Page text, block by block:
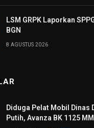
LSM GRPK Laporkan
BGN
8 AGUSTUS 2026
Diduga Pelat Mobil Dinas
Putih, Avanza BK 1125